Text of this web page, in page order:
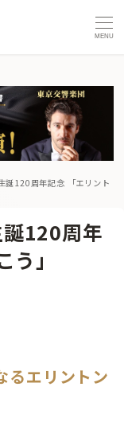
MENU
誕120周年記念 「エリント
120周年
」
るエリントン